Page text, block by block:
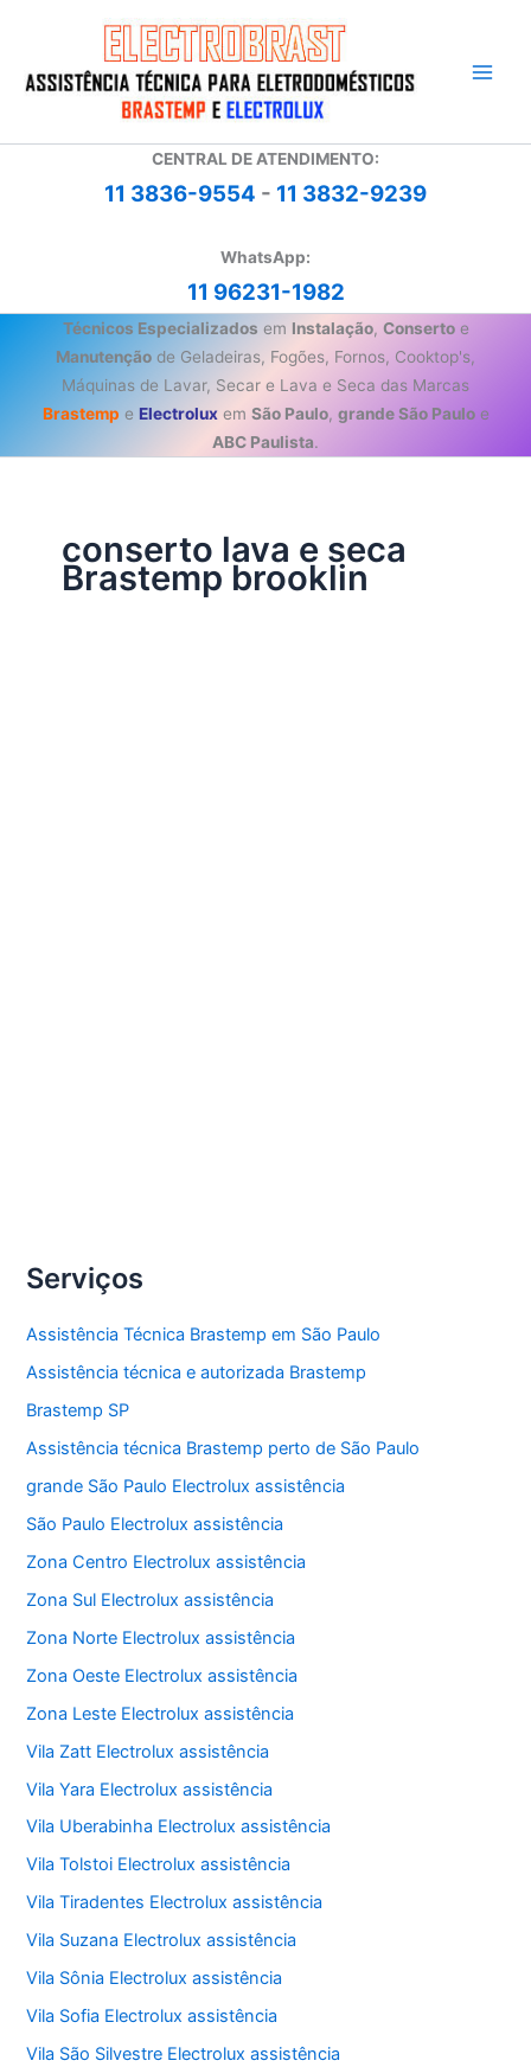
conteúdo
CENTRAL DE ATENDIMENTO:
11 3836-9554 - 11 3832-9239
WhatsApp:
11 96231-1982
Técnicos Especializados em Instalação, Consertoe
Manutenção de Geladeiras, Fogões, Fornos, Cooktop's,
Máquinas de Lavar, Secar e Lava e Seca das Marcas
Brastemp e Electroluxem São Paulo, grande São Pauloe
ABC Paulista.
conserto lava e seca
Brastemp brooklin
Brastemp
Serviços
Assistência Técnica Brastemp em São Paulo
Assistência técnica e autorizada Brastemp
Brastemp SP
Assistência técnica Brastemp perto de São Paulo
grande São Paulo Electrolux assistência
São Paulo Electrolux assistência
Zona Centro Electrolux assistência
Zona Sul Electrolux assistência
Zona Norte Electrolux assistência
Zona Oeste Electrolux assistência
Zona Leste Electrolux assistência
Vila Zatt Electrolux assistência
Vila Yara Electrolux assistência
Vila Uberabinha Electrolux assistência
Vila Tolstoi Electrolux assistência
Vila Tiradentes Electrolux assistência
Vila Suzana Electrolux assistência
Vila Sônia Electrolux assistência
Vila Sofia Electrolux assistência
Vila São Silvestre Electrolux assistência